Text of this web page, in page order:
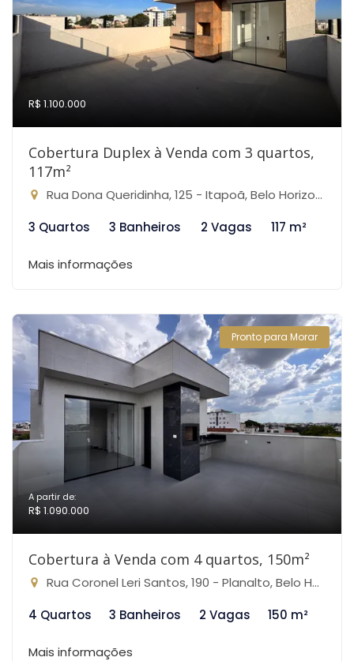
R$ 1.100.000
Cobertura Duplex à Venda com 3 quartos,
117m²
Rua Dona Queridinha, 125 - Itapoã, Belo Horizonte-MG
3 Quartos
3 Banheiros 2 Vagas 117 m²
Mais informações
Pronto para Morar
A partir de:
R$ 1.090.000
Cobertura à Venda com 4 quartos, 150m²
Rua Coronel Leri Santos, 190 - Planalto, Belo Horizonte-MG
4 Quartos
3 Banheiros 2 Vagas 150 m²
Mais informações